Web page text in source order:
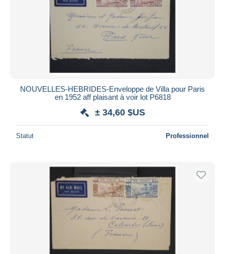
NOUVELLES-HEBRIDES-Enveloppe de Villa pour Paris
en 1952 aff plaisant à voir lot P6818
± 34,60 $US
Statut Professionnel